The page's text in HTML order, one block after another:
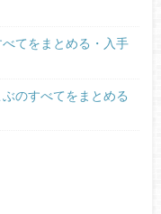
べてをまとめる・入手
ぶのすべてをまとめる